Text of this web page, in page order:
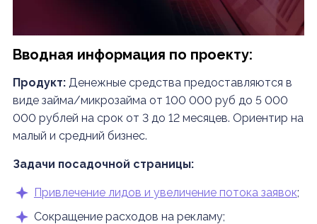
Вводная информация по проекту:
Продукт:Денежные средства предоставляются в
виде займа/микрозайма от 100 000 руб до 5 000
000 рублей на срок от 3 до 12 месяцев. Ориентир на
малый и средний бизнес.
Задачи посадочной страницы:
Привлечение лидов и увеличение потока заявок;
Сокращение расходов на рекламу;